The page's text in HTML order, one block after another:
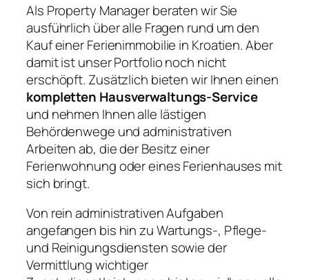
Als Property Manager beraten wir Sie
ausführlich über alle Fragen rund um den
Kauf einer Ferienimmobilie in Kroatien. Aber
damit ist unser Portfolio noch nicht
erschöpft. Zusätzlich bieten wir Ihnen einen
kompletten Hausverwaltungs-Service
und nehmen Ihnen alle lästigen
Behördenwege und administrativen
Arbeiten ab, die der Besitz einer
Ferienwohnung oder eines Ferienhauses mit
sich bringt.
Von rein administrativen Aufgaben
angefangen bis hin zu Wartungs-, Pflege-
und Reinigungsdiensten sowie der
Vermittlung wichtiger